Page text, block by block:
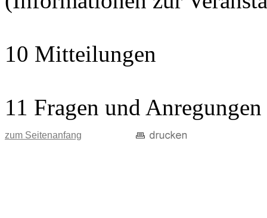
10 Mitteilungen
11 Fragen und Anregungen
zum Seitenanfang